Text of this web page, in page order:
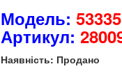
Модель: 53335
Артикул:
Наявність: Продано